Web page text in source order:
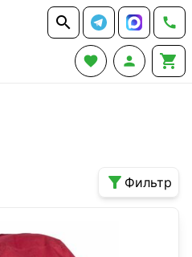
 
  
 Фильтр